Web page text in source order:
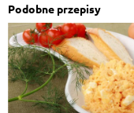
Podobne przepisy